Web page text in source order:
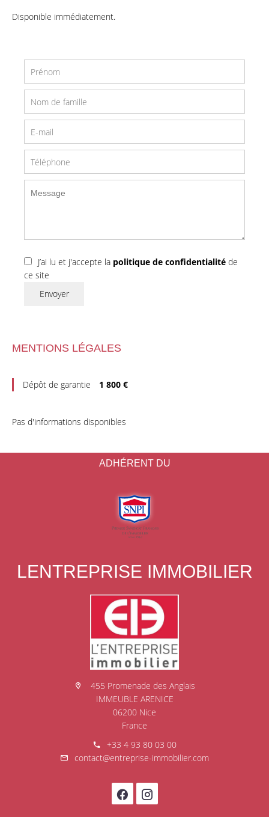
Disponible immédiatement.
J’ai lu et j'accepte la politique de confidentialité de
ce site
Envoyer
MENTIONS LÉGALES
Dépôt de garantie 1 800 €
Pas d'informations disponibles
ADHÉRENT DU
LENTREPRISE IMMOBILIER
455 Promenade des Anglais
IMMEUBLE ARENICE
06200 Nice
France
+33 4 93 80 03 00
contact@entreprise-immobilier.com